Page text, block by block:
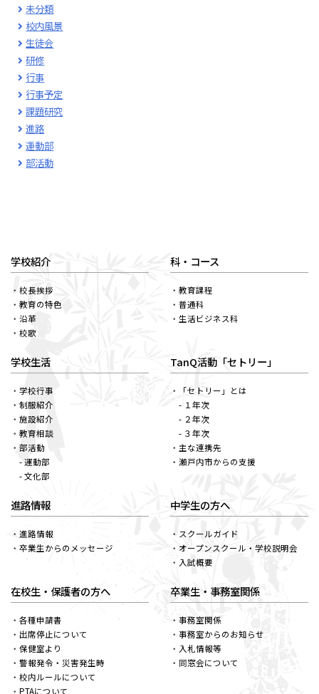
未分類
校内風景
生徒会
研修
行事
行事予定
課題研究
進路
運動部
部活動
学校紹介
校長挨拶
教育の特色
沿革
校歌
科・コース
教育課程
普通科
生活ビジネス科
学校生活
学校行事
制服紹介
施設紹介
教育相談
部活動
- 運動部
- 文化部
TanQ活動「セトリー」
「セトリー」とは
- １年次
- ２年次
- ３年次
主な連携先
瀬戸内市からの支援
進路情報
進路情報
卒業生からのメッセージ
中学生の方へ
スクールガイド
オープンスクール・学校説明会
入試概要
在校生・保護者の方へ
各種申請書
出席停止について
保健室より
警報発令・災害発生時
校内ルールについて
PTAについて
卒業生・事務室関係
事務室関係
事務室からのお知らせ
入札情報等
同窓会について